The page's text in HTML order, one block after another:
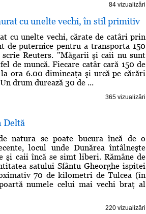
84 vizualizări
cu unelte vechi, în stil primitiv
cu unelte vechi, cărate de catâri prin
de puternice pentru a transporta 150
Reuters. "Măgarii şi caii nu sunt
de muncă. Fiecare catâr cară 150 de
ora 6.00 dimineaţa şi urcă pe cărări
drum durează 30 de ...
365 vizualizări
Deltă
natura se poate bucura încă de o
locul unde Dunărea întâlneşte
şi caii încă se simt liberi. Rămâne de
satului Sfântu Gheorghe ispitei
70 de kilometri de Tulcea (în
numele celui mai vechi braţ al
220 vizualizări